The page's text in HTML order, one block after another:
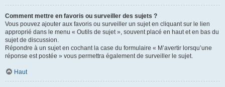
Comment mettre en favoris ou surveiller des sujets ?
Vous pouvez ajouter aux favoris ou surveiller un sujet en cliquant sur le lien
approprié dans le menu « Outils de sujet », souvent placé en haut et en bas du
sujet de discussion.
Répondre à un sujet en cochant la case du formulaire « M’avertir lorsqu’une
réponse est postée » vous permettra également de surveiller le sujet.
Haut